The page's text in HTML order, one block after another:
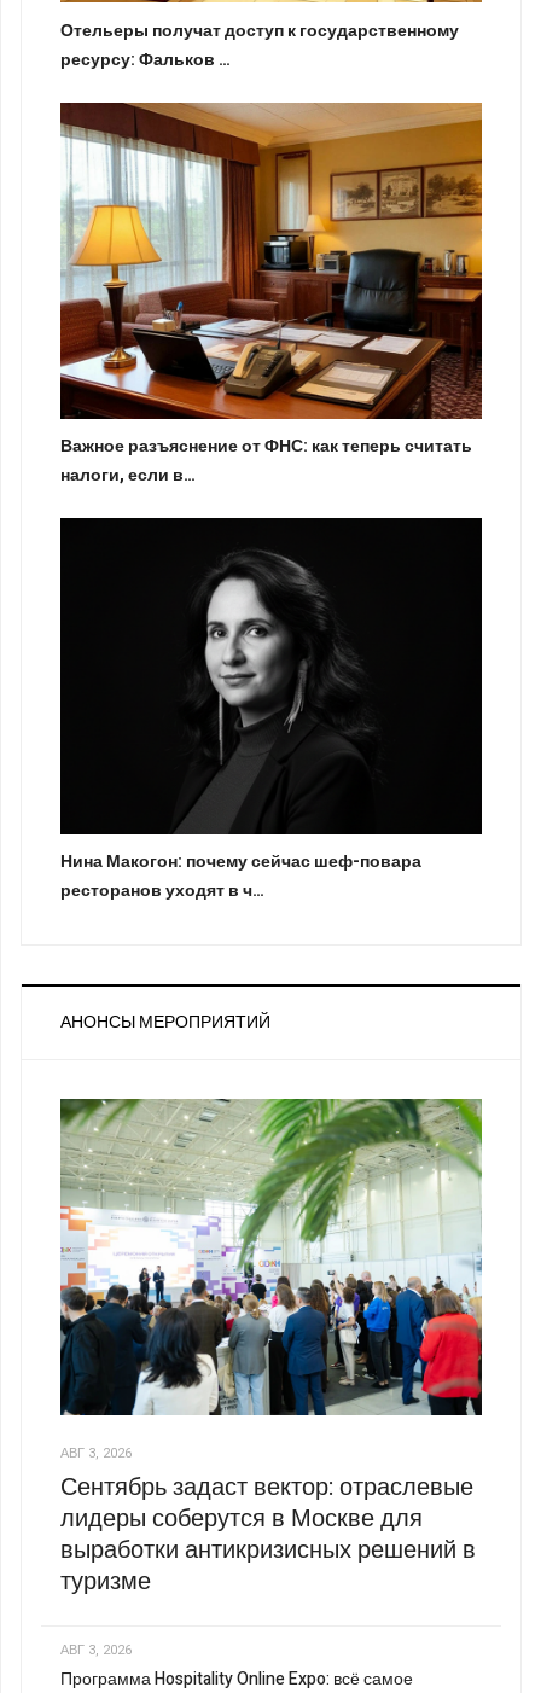
Отельеры получат доступ к государственному
ресурсу: Фальков …
Важное разъяснение от ФНС: как теперь считать
налоги, если в…
Нина Макогон: почему сейчас шеф-повара
ресторанов уходят в ч…
АНОНСЫ МЕРОПРИЯТИЙ
АВГ 3, 2026
Сентябрь задаст вектор: отраслевые
лидеры соберутся в Москве для
выработки антикризисных решений в
туризме
АВГ 3, 2026
Программа Hospitality Online Expo: всё самое